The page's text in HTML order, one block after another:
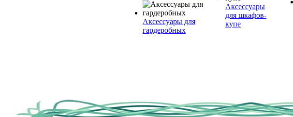
Аксессуары для
гардеробных
Аксессуары
для шкафов-
купе